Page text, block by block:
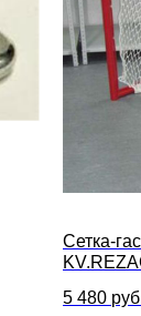
Сетка-
5 480